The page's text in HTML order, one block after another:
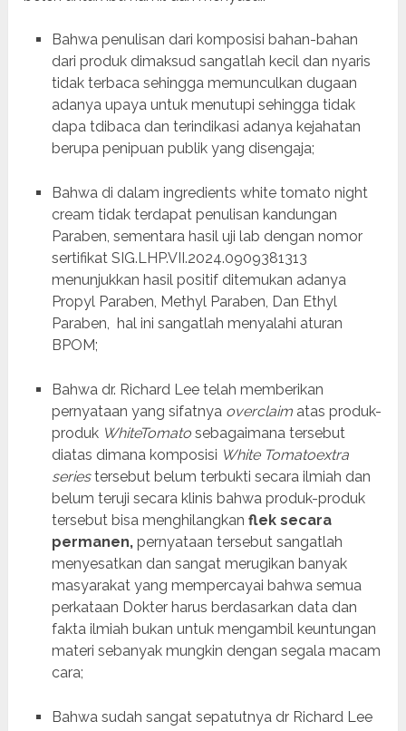
Bahwa penulisan dari komposisi bahan-bahan
dari produk dimaksud sangatlah kecil dan nyaris
tidak terbaca sehingga memunculkan dugaan
adanya upaya untuk menutupi sehingga tidak
dapa tdibaca dan terindikasi adanya kejahatan
berupa penipuan publik yang disengaja;
Bahwa di dalam ingredients white tomato night
cream tidak terdapat penulisan kandungan
Paraben, sementara hasil uji lab dengan nomor
sertifikat SIG.LHP.VII.2024.0909381313
menunjukkan hasil positif ditemukan adanya
Propyl Paraben, Methyl Paraben, Dan Ethyl
Paraben, hal ini sangatlah menyalahi aturan
BPOM;
Bahwa dr. Richard Lee telah memberikan
pernyataan yang sifatnya overclaim atas produk-
produk WhiteTomatosebagaimana tersebut
diatas dimana komposisi White Tomatoextra
seriestersebut belum terbukti secara ilmiah dan
belum teruji secara klinis bahwa produk-produk
tersebut bisa menghilangkan flek secara
permanen, pernyataan tersebut sangatlah
menyesatkan dan sangat merugikan banyak
masyarakat yang mempercayai bahwa semua
perkataan Dokter harus berdasarkan data dan
fakta ilmiah bukan untuk mengambil keuntungan
materi sebanyak mungkin dengan segala macam
cara;
Bahwa sudah sangat sepatutnya dr Richard Lee